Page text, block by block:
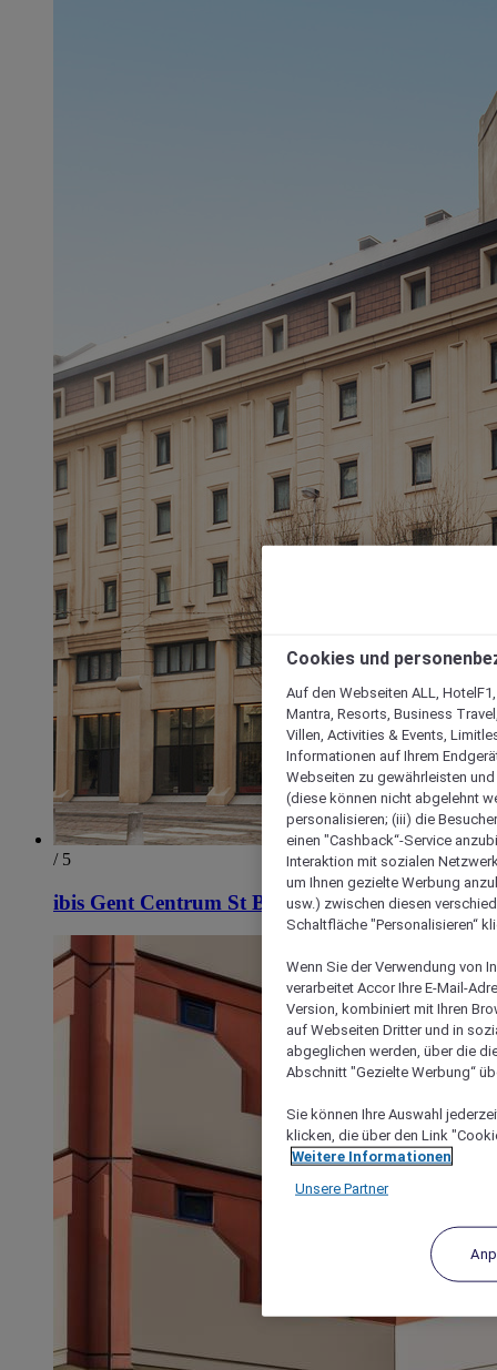
/ 5
ibis Gent Centrum St Baafs Kathedraal
Cookies und
Auf den Webseiten ALL,
Mantra, Resorts, Business
Villen, Activities & Events,
Informationen auf Ihrem
Webseiten zu gewährleisten
(diese können nicht abgelehnt
personalisieren; (iii) die
einen "Cashback“-Service
Interaktion mit sozialen
um Ihnen gezielte Werbung
usw.) zwischen diesen
Schaltfläche "Personalisieren“
Wenn Sie der Verwendung von
verarbeitet Accor Ihre E-Mail-
Version, kombiniert mit Ihren
auf Webseiten Dritter und in
abgeglichen werden, über die
Abschnitt "Gezielte Werbung“
Sie können Ihre Auswahl
klicken, die über den Link
Weitere Informationen
Unsere Partner